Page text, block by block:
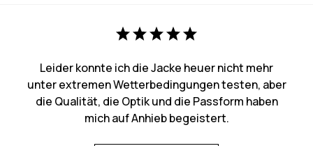
Leider konnte ich die Jacke heuer nicht mehr
unter extremen Wetterbedingungen testen, aber
die Qualität, die Optik und die Passform haben
mich auf Anhieb begeistert.